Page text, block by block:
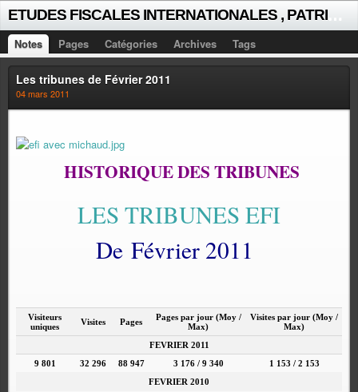
Notes Pages Catégories Archives Tags
Les tribunes de Février 2011
04 mars 2011
HISTORIQUE DES TRIBUNES
LES TRIBUNES EFI
De Février 2011
Visiteurs
uniques
Visites Pages
Pages par jour (Moy /
Max)
Visites par jour (Moy /
Max)
FEVRIER 2011
9 801
32 296 88 947 3 176 / 9 340
1 153 / 2 153
FEVRIER 2010